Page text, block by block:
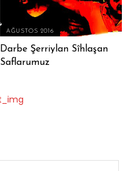
AĞUSTOS 2016
Darbe Şerriylan Sîhlaşan
Saflarumuz